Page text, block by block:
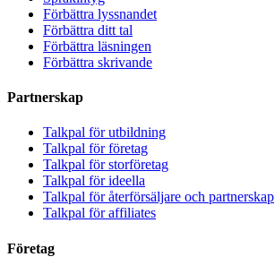
Förbättra lyssnandet
Förbättra ditt tal
Förbättra läsningen
Förbättra skrivande
Partnerskap
Talkpal för utbildning
Talkpal för företag
Talkpal för storföretag
Talkpal för ideella
Talkpal för återförsäljare och partnerskap
Talkpal för affiliates
Företag